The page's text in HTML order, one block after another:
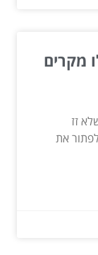
מקרים
זז
את